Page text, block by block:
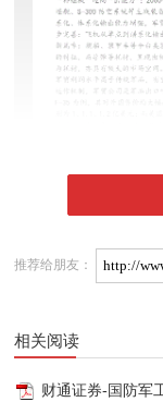
推荐给朋友：
相关阅读
财通证券-国防军